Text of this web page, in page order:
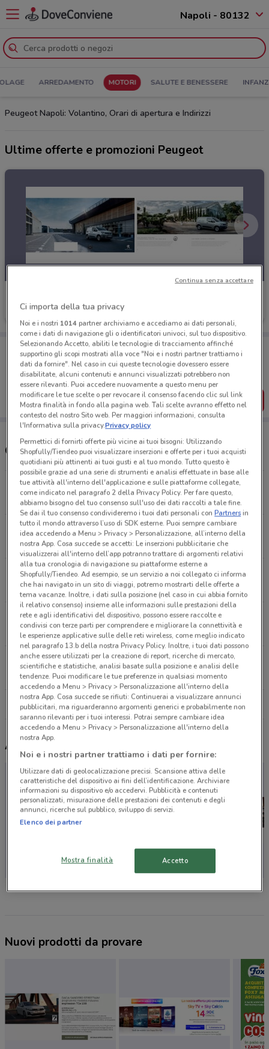
Napoli - 80132
ARREDAMENTO MOTORI SALUTE E BENESSERE
Peugeot Napoli: Volantino, Orari di apertura e Indirizzi
Ultime offerte e promozioni Peugeot
Porta DoveConviene sempre con te!
Puoi trovare le migliori offerte dei negozi vicino a te,
salvarle e creare la tua lista del risparmio, comodamente
dal tuo cellulare.
SCARICA L’APP
Orari e concessionarie Peugeot
Via Calabria, 3/C Napoli
3.9 km
CHIUSO
Via Francesco Degni, 9/23 Napoli
4.1 km
CHIUSO
Via Nelson Mandela, 18 Napoli
7.1 km
Via E.Scarfoglio, 7 Napoli
7.1 km
CHIUSO
Via Naz.Delle Puglie,190/B Napoli
7.2 km
CHIUSO
Tutti i negozi Peugeot
Altri volantini nelle vicinanze
Nuovi prodotti da provare
Ci importa della tua privacy
Noi e i nostri 1014partner archiviamo e accediamo ai dati personali,
come i dati di navigazione gli o identificatori univoci, sul tuo dispositivo.
Selezionando Accetto, abiliti le tecnologie di tracciamento affinché
supportino gli scopi mostrati alla voce "Noi e i nostri partner trattiamo i
dati da fornire". Nel caso in cui queste tecnologie dovessero essere
disabilitate, alcuni contenuti e annunci visualizzati potrebbero non
essere rilevanti. Puoi accedere nuovamente a questo menu per
modificare le tue scelte o per revocare il consenso facendo clic sul link
Mostra finalità in fondo alla pagina web. Tali scelte avranno effetto nel
contesto del nostro Sito web. Per maggiori informazioni, consulta
l'Informativa sulla privacy.Privacy policy
Permettici di fornirti offerte più vicine ai tuoi bisogni: Utilizzando
Shopfully/Tiendeo puoi visualizzare inserzioni e offerte per i tuoi acquisti
quotidiani più attinenti ai tuoi gusti e al tuo mondo. Tutto questo è
possibile grazie ad una serie di strumenti e analisi effettuate in base alle
tue attività all'interno dell'applicazione e sulle piattaforme collegate,
come indicato nel paragrafo 2 della Privacy Policy. Per fare questo,
abbiamo bisogno del tuo consenso sull'uso dei dati raccolti a tale fine.
Se dai il tuo consenso condivideremo i tuoi dati personali conPartnersin
tutto il mondo attraverso l’uso di SDK esterne. Puoi sempre cambiare
idea accedendo a Menu > Privacy > Personalizzazione, all’interno della
nostra App. Cosa succede se accetti: Le inserzioni pubblicitarie che
visualizzerai all'interno dell’app potranno trattare di argomenti relativi
alla tua cronologia di navigazione su piattaforme esterne a
Shopfully/Tiendeo. Ad esempio, se un servizio a noi collegato ci informa
che hai navigato in un sito di viaggi, potremo mostrarti delle offerte a
tema vacanze. Inoltre, i dati sulla posizione (nel caso in cui abbia fornito
il relativo consenso) insieme alle informazioni sulle prestazioni della
rete e agli identificativi del dispositivo, possono essere raccolte e
condivisi con terze parti per comprendere e migliorare la connettività e
le esperienze applicative sulle delle reti wireless, come meglio indicato
nel paragrafo 13.b della nostra Privacy Policy. Inoltre, i tuoi dati possono
anche essere utilizzati per la creazione di report, ricerche di mercato,
scientifiche e statistiche, analisi basate sulla posizione e analisi delle
tendenze. Puoi modificare le tue preferenze in qualsiasi momento
accedendo a Menu > Privacy > Personalizzazione all'interno della
nostra App. Cosa succede se rifiuti: Continuerai a visualizzare annunci
pubblicitari, ma riguarderanno argomenti generici e probabilmente non
saranno rilevanti per i tuoi interessi. Potrai sempre cambiare idea
accedendo a Menu > Privacy > Personalizzazione all'interno della
nostra App.
Noi e i nostri partner trattiamo i dati per fornire:
Utilizzare dati di geolocalizzazione precisi. Scansione attiva delle
caratteristiche del dispositivo ai fini dell’identificazione. Archiviare
informazioni su dispositivo e/o accedervi. Pubblicità e contenuti
personalizzati, misurazione delle prestazioni dei contenuti e degli
annunci, ricerche sul pubblico, sviluppo di servizi.
Elenco dei partner
Mostra finalità Accetto
Continua senza accettare